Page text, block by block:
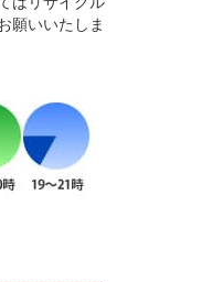
願いいたしま